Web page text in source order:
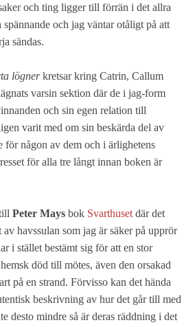
och ting ligger till förrän i det allra
och jag väntar otåligt på att
sändas.
lögnerkretsar kring Catrin, Callum
varsin sektion där de i jag-form
och sin egen relation till
varit med om sin beskärda del av
för någon av dem och i ärlighetens
för alla tre långt innan boken är
Peter Mays bok Svarthuset där det
havssulan som jag är säker på upprör
i stället bestämt sig för att en stor
död till mötes, även den orsakad
på en strand. Förvisso kan det hända
beskrivning av hur det går till med
desto mindre så är deras räddning i det